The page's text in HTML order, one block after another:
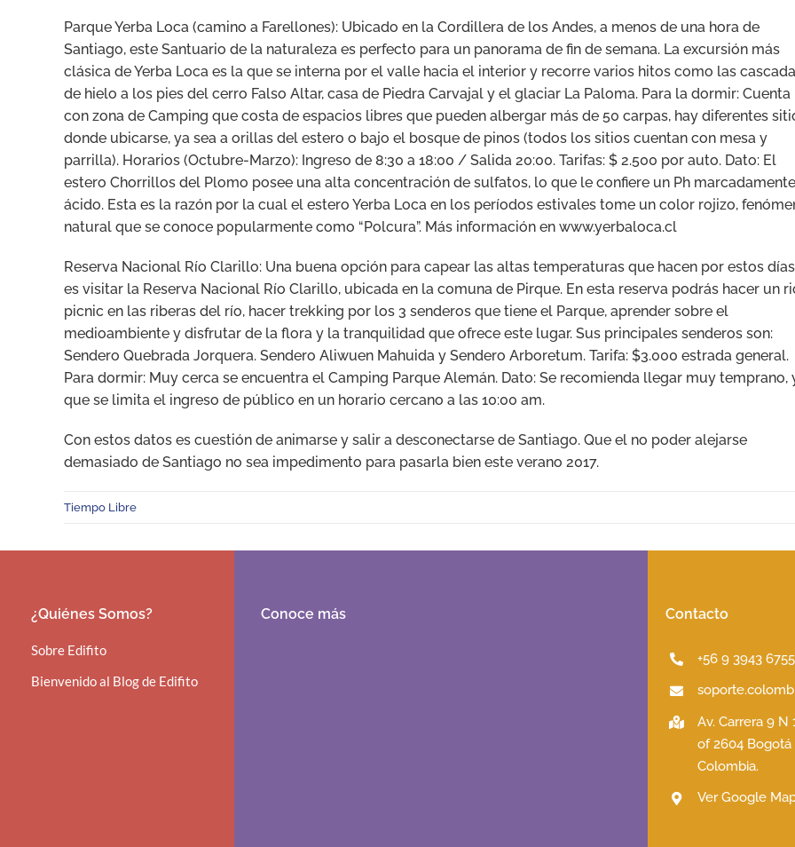
Parque Yerba Loca (camino a Farellones): Ubicado en la Cordillera de los Andes, a menos de una hora de
Santiago, este Santuario de la naturaleza es perfecto para un panorama de fin de semana. La excursión más
clásica de Yerba Loca es la que se interna por el valle hacia el interior y recorre varios hitos como las
de hielo a los pies del cerro Falso Altar, casa de Piedra Carvajal y el glaciar La Paloma. Para la dormir: Cuenta
con zona de Camping que costa de espacios libres que pueden albergar más de 50 carpas, hay diferentes
donde ubicarse, ya sea a orillas del estero o bajo el bosque de pinos (todos los sitios cuentan con mesa y
parrilla). Horarios (Octubre-Marzo): Ingreso de 8:30 a 18:00 / Salida 20:00. Tarifas: $ 2.500 por auto. Dato: El
estero Chorrillos del Plomo posee una alta concentración de sulfatos, lo que le confiere un Ph marcadamente
ácido. Esta es la razón por la cual el estero Yerba Loca en los períodos estivales tome un color rojizo,
natural que se conoce popularmente como “Polcura”. Más información en www.yerbaloca.cl
Reserva Nacional Río Clarillo: Una buena opción para capear las altas temperaturas que hacen por estos días
es visitar la Reserva Nacional Río Clarillo, ubicada en la comuna de Pirque. En esta reserva podrás hacer un
picnic en las riberas del río, hacer trekking por los 3 senderos que tiene el Parque, aprender sobre el
medioambiente y disfrutar de la flora y la tranquilidad que ofrece este lugar. Sus principales senderos son:
Sendero Quebrada Jorquera. Sendero Aliwuen Mahuida y Sendero Arboretum. Tarifa: $3.000 estrada general.
Para dormir: Muy cerca se encuentra el Camping Parque Alemán. Dato: Se recomienda llegar muy temprano,
que se limita el ingreso de público en un horario cercano a las 10:00 am.
Con estos datos es cuestión de animarse y salir a desconectarse de Santiago. Que el no poder alejarse
demasiado de Santiago no sea impedimento para pasarla bien este verano 2017.
Tiempo Libre
¿Quiénes Somos?
Sobre Edifito
Bienvenido al Blog de Edifito
Conoce más Contacto
+56 9 3943 6755
Av. Carrera 9 N
of 2604 Bogotá
Colombia.
Ver Google